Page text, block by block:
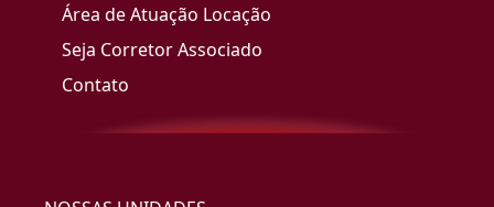
Área de Atuação Locação
Seja Corretor Associado
Contato